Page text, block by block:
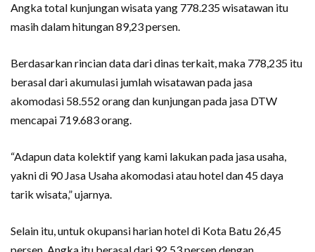
Angka total kunjungan wisata yang 778.235 wisatawan itu
masih dalam hitungan 89,23 persen.
Berdasarkan rincian data dari dinas terkait, maka 778,235 itu
berasal dari akumulasi jumlah wisatawan pada jasa
akomodasi 58.552 orang dan kunjungan pada jasa DTW
mencapai 719.683 orang.
“Adapun data kolektif yang kami lakukan pada jasa usaha,
yakni di 90 Jasa Usaha akomodasi atau hotel dan 45 daya
tarik wisata,” ujarnya.
Selain itu, untuk okupansi harian hotel di Kota Batu 26,45